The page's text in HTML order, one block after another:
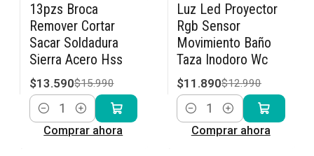
-15% OFF
13pzs Broca
Remover Cortar
Sacar Soldadura
Sierra Acero Hss
$13.590$15.990
Cantidad
Comprar ahora
-8% OFF
Luz Led Proyector
Rgb Sensor
Movimiento Baño
Taza Inodoro Wc
$11.890$12.990
Cantidad
Comprar ahora